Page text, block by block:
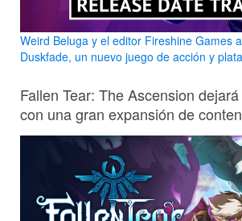
Weird Beluga y el editor Fireshine Games
Duskfade, un nuevo juego de acción y
Fallen Tear: The Ascension
con una gran expansión de